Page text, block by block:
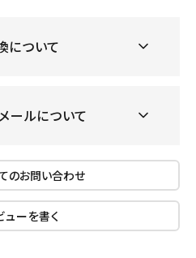
について
ールについて
のお問い合わせ
ューを書く